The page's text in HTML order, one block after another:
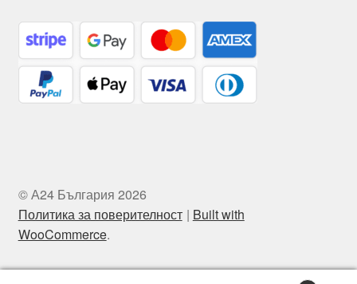
© А24 България 2026
Политика за поверителност
Built with
WooCommerce.